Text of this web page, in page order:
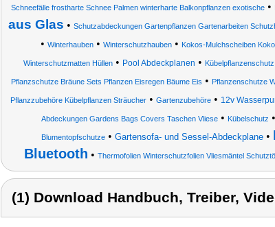
Schneefälle frostharte Schnee Palmen winterharte Balkonpflanzen exotische •
aus Glas • Schutzabdeckungen Gartenpflanzen Gartenarbeiten
• Winterhauben• Winterschutzhauben• Kokos-Mulchscheiben
Winterschutzmatten Hüllen • Pool Abdeckplanen • Kübelpflanzenschutz
Pflanzschutze Bräune Sets Pflanzen Eisregen Bäume Eis • Pflanzenschutze
Pflanzzubehöre Kübelpflanzen Sträucher• Gartenzubehöre• 12v
Abdeckungen Gardens Bags Covers Taschen Vliese • Kübelschutz •
Blumentopfschutze• Gartensofa- und Sessel-Abdeckplane•
Bluetooth • Thermofolien Winterschutzfolien Vliesmäntel
(1) Download Handbuch, Treiber,